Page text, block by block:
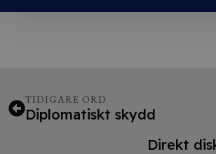
TIDIGARE ORD
Diplomatiskt skydd
Direkt